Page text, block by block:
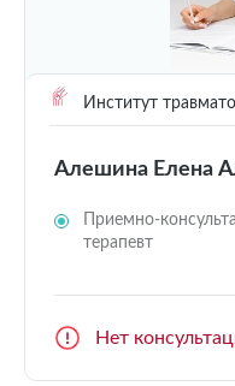
Институт
Алешина Елена
Приемно-
терапевт
Нет